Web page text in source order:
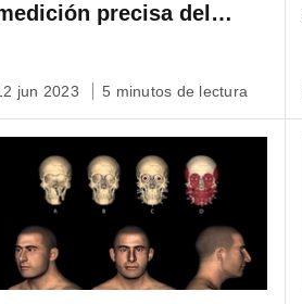
precisa del
jun 2023 5 minutos de lectura